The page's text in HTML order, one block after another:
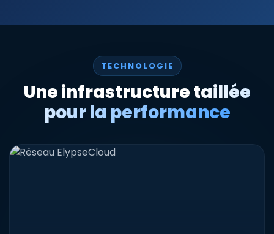
et l'usage du système d'exploitation.
TECHNOLOGIE
Une infrastructuretaillée
pour la performance